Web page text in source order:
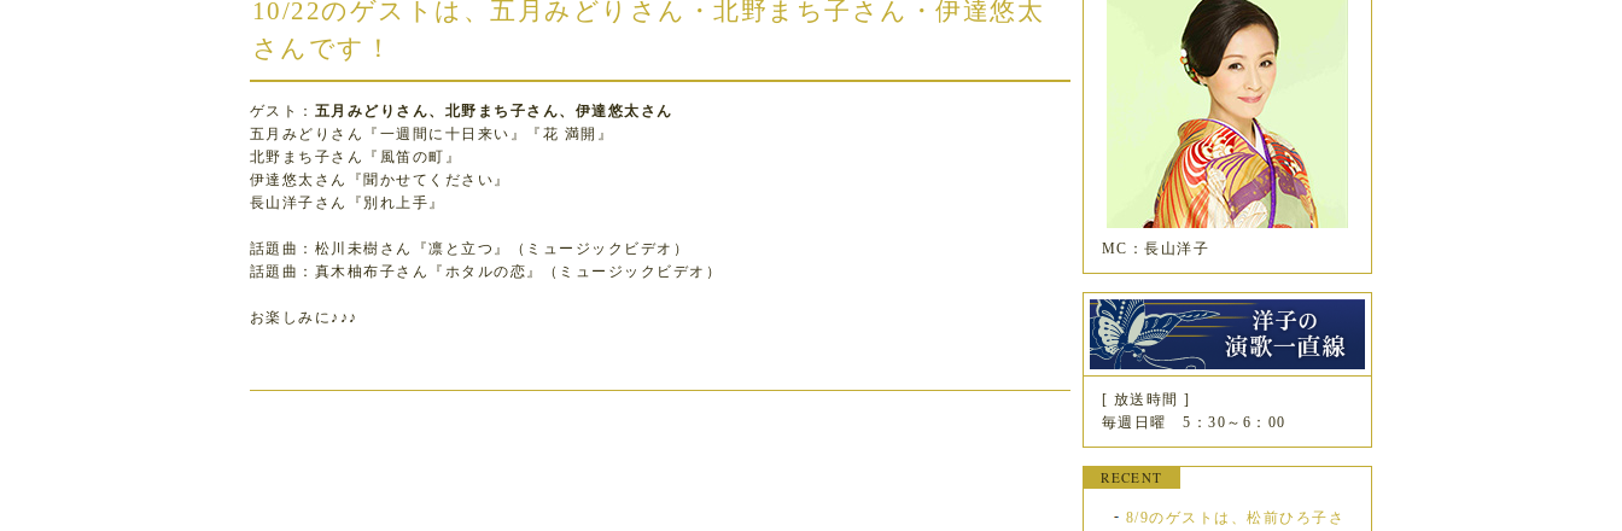
10/22のゲストは、五月みどりさん・北野まち子さん・伊達悠太
さんです！
ゲスト： 五月みどりさん、北野まち子さん、伊達悠太さん
五月みどりさん『一週間に十日来い』『花 満開』
北野まち子さん『風笛の町』
伊達悠太さん『聞かせてください』
長山洋子さん『別れ上手』
話題曲：松川未樹さん『凛と立つ』（ミュージックビデオ）
話題曲：真木柚布子さん『ホタルの恋』（ミュージックビデオ）
お楽しみに♪♪♪
MC：長山洋子
[ 放送時間 ]
毎週日曜 5：30～6：00
RECENT
8/9のゲストは、松前ひろ子さ